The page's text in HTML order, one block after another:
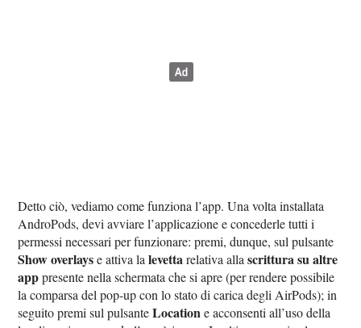
Detto ciò, vediamo come funziona l’app. Una volta installata
AndroPods, devi avviare l’applicazione e concederle tutti i
permessi necessari per funzionare: premi, dunque, sul pulsante
Show overlayse attiva lalevettarelativa allascrittura su altre
apppresente nella schermata che si apre (per rendere possibile
la comparsa del pop-up con lo stato di carica degli AirPods); in
seguito premi sul pulsanteLocatione acconsenti all’uso della